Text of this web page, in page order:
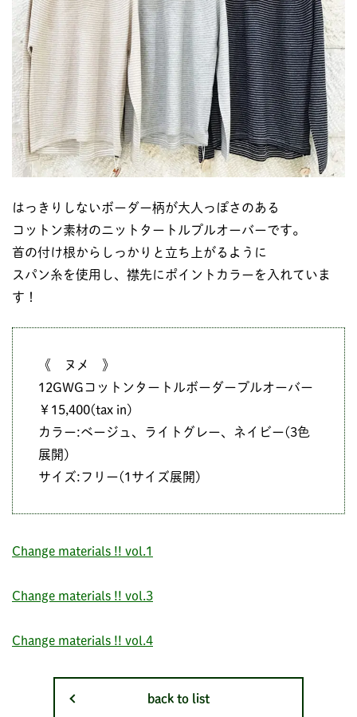
はっきりしないボーダー柄が大人っぽさのある
コットン素材のニットタートルプルオーバーです。
首の付け根からしっかりと立ち上がるように
スパン糸を使用し、襟先にポイントカラーを入れていま
す！
《 ヌメ 》
12GWGコットンタートルボーダープルオーバー
￥15,400(tax in)
カラー:ベージュ、ライトグレー、ネイビー(3色
展開)
サイズ:フリー(1サイズ展開)
Change materials !! vol.1
Change materials !! vol.3
Change materials !! vol.4
back to list